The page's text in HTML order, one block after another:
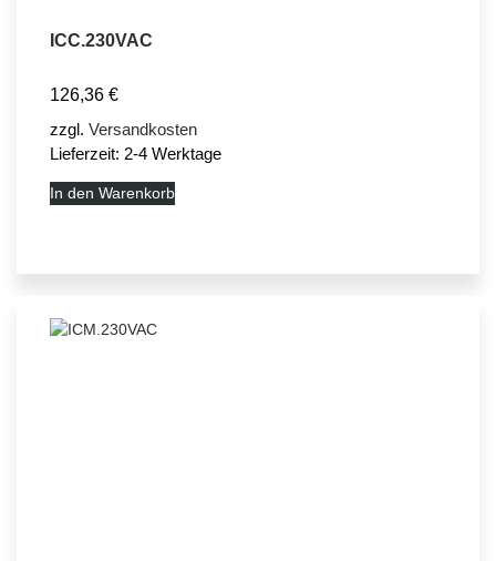
ICC.230VAC
126,36 €
zzgl. Versandkosten
Lieferzeit: 2-4 Werktage
In den Warenkorb